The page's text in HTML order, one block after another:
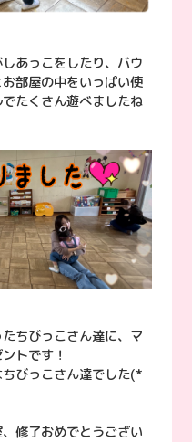
あっこをしたり、バウ
部屋の中をいっぱい使
たくさん遊べましたね
ちびっこさん達に、マ
トです！
びっこさん達でした(*
修了おめでとうござい